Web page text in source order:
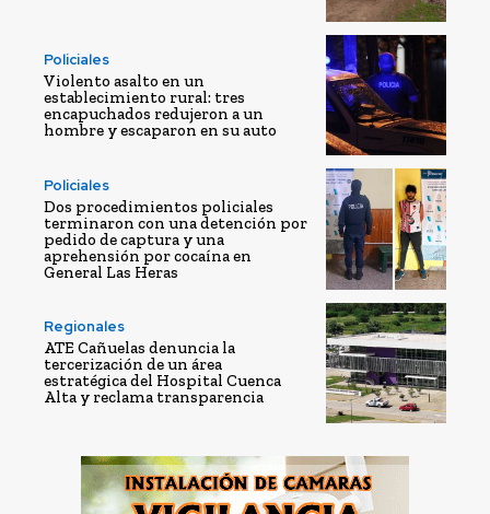
Policiales
Violento asalto en un
establecimiento rural: tres
encapuchados redujeron a un
hombre y escaparon en su auto
Policiales
Dos procedimientos policiales
terminaron con una detención por
pedido de captura y una
aprehensión por cocaína en
General Las Heras
Regionales
ATE Cañuelas denuncia la
tercerización de un área
estratégica del Hospital Cuenca
Alta y reclama transparencia